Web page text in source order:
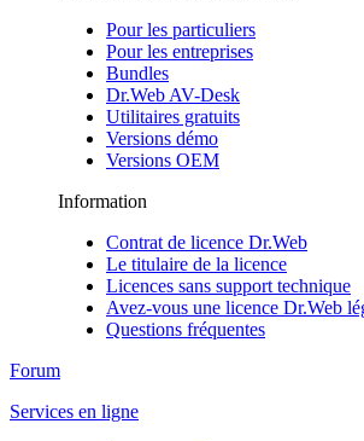
Pour les particuliers
Pour les entreprises
Bundles
Dr.Web AV-Desk
Utilitaires gratuits
Versions démo
Versions OEM
Information
Contrat de licence Dr.Web
Le titulaire de la licence
Licences sans support technique
Avez-vous une licence Dr.Web
Questions fréquentes
Forum
Services en ligne